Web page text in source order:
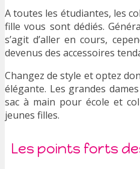
A toutes les étudiantes, les
fille vous sont dédiés.
s’agit d’aller en cours,
devenus des accessoires
Changez de style et optez
élégante. Les grandes
sac à main pour école et
jeunes filles.
Les points forts